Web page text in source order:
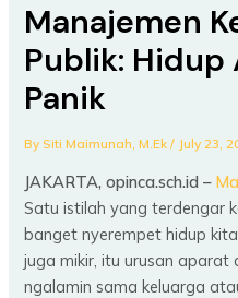
Manajemen
Publik: Hidup
Panik
BySiti Maimunah, M.Ek/ July 23,
JAKARTA, opinca.sch.id –
Satu istilah yang terdengar
banget nyerempet hidup
juga mikir, itu urusan aparat
ngalamin sama keluarga